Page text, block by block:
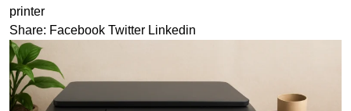
printer
Share: Facebook Twitter Linkedin